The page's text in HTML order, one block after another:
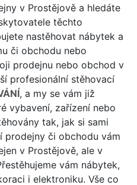
v Prostějově a hledáte
těchto
nastěhovat nábytek a
či obchodu nebo
prodejnu nebo obchod v
profesionální stěhovací
, a my se vám již
vybavení, zařízení nebo
tak, jak si sami
prodejny či obchodu vám
v Prostějově, ale v
vám nábytek,
i elektroniku. Vše co